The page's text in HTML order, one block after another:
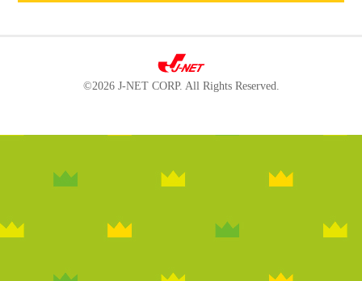
©2026 J-NET CORP. All Rights Reserved.